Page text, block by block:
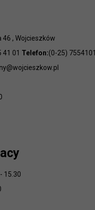
46 , Wojcieszków
41 01 Telefon:(0-25) 7554101
15.30